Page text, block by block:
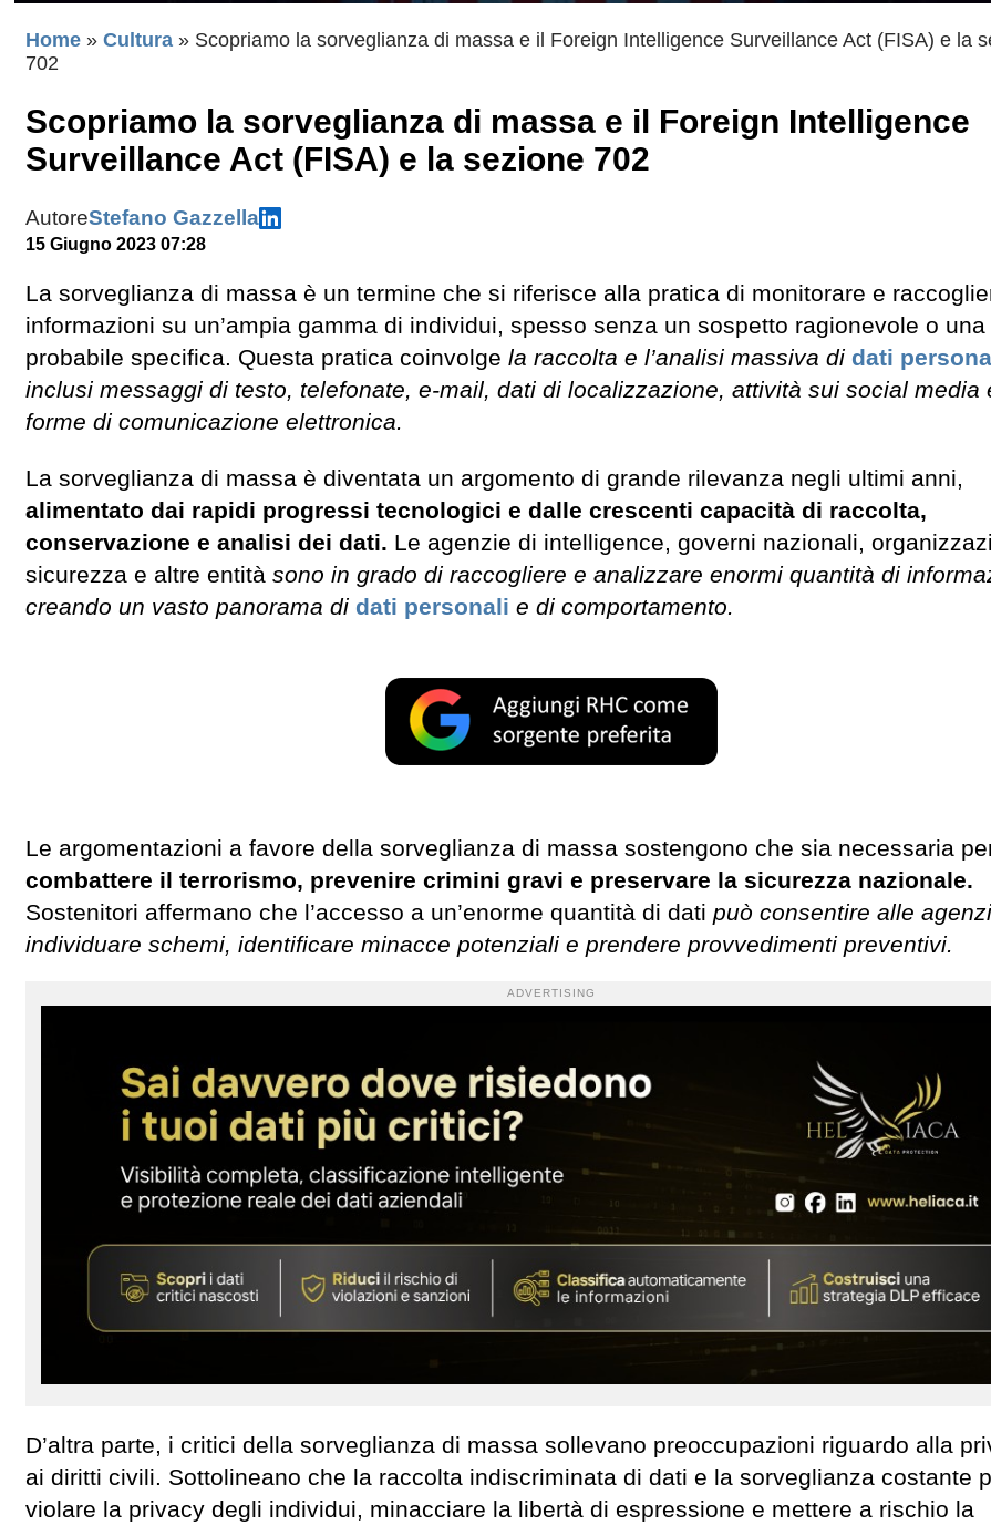
Home » Cultura » Scopriamo la sorveglianza di massa e il Foreign Intelligence Surveillance Act (FISA) e la
702
Scopriamo la sorveglianza di massa e il Foreign Intelligence
Surveillance Act (FISA) e la sezione 702
AutoreStefano Gazzella
15 Giugno 2023 07:28
La sorveglianza di massa è un termine che si riferisce alla pratica di monitorare e
informazioni su un’ampia gamma di individui, spesso senza un sospetto ragionevole o
probabile specifica. Questa pratica coinvolge la raccolta e l’analisi massiva di dati
inclusi messaggi di testo, telefonate, e-mail, dati di localizzazione, attività sui social media
forme di comunicazione elettronica.
La sorveglianza di massa è diventata un argomento di grande rilevanza negli ultimi anni,
alimentato dai rapidi progressi tecnologici e dalle crescenti capacità di raccolta,
conservazione e analisi dei dati. Le agenzie di intelligence, governi nazionali,
sicurezza e altre entità sono in grado di raccogliere e analizzare enormi quantità di
creando un vasto panorama di dati personali e di comportamento.
Le argomentazioni a favore della sorveglianza di massa sostengono che sia necessaria
combattere il terrorismo, prevenire crimini gravi e preservare la sicurezza nazionale.
Sostenitori affermano che l’accesso a un’enorme quantità di dati può consentire alle
individuare schemi, identificare minacce potenziali e prendere provvedimenti preventivi.
ADVERTISING
D’altra parte, i critici della sorveglianza di massa sollevano preoccupazioni riguardo alla
ai diritti civili. Sottolineano che la raccolta indiscriminata di dati e la sorveglianza costante
violare la privacy degli individui, minacciare la libertà di espressione e mettere a rischio la